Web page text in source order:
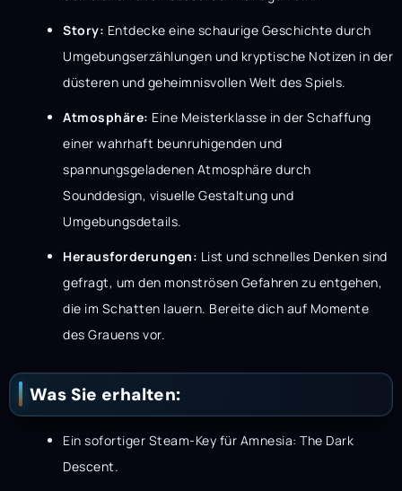
Story: Entdecke eine schaurige Geschichte durch
Umgebungserzählungen und kryptische Notizen in der
düsteren und geheimnisvollen Welt des Spiels.
Atmosphäre: Eine Meisterklasse in der Schaffung
einer wahrhaft beunruhigenden und
spannungsgeladenen Atmosphäre durch
Sounddesign, visuelle Gestaltung und
Umgebungsdetails.
Herausforderungen: List und schnelles Denken sind
gefragt, um den monströsen Gefahren zu entgehen,
die im Schatten lauern. Bereite dich auf Momente
des Grauens vor.
Was Sie erhalten:
Ein sofortiger Steam-Key für Amnesia: The Dark
Descent.